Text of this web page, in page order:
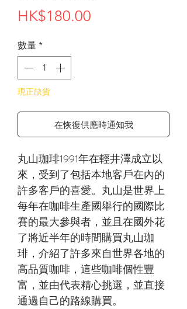
HK$180.00
數量 *
現正缺貨
在恢復供應時通知我
丸山珈琲1991年在輕井澤成立以
來，受到了包括本地客戶在內的
許多客戶的喜愛。丸山是世界上
每年在咖啡生產國舉行的國際比
賽的最大參與者，並且在國外花
了將近半年的時間購買丸山珈
琲，介紹了許多來自世界各地的
高品質咖啡，這些咖啡個性豐
富，並由代表精心挑選，並直接
通過自己的路線購買。